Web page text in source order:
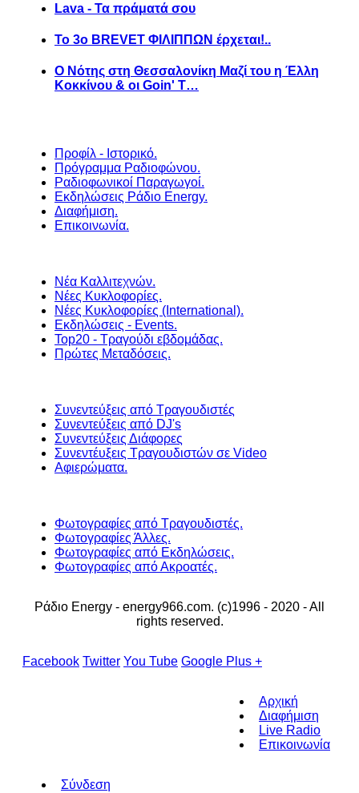
Lava - Τα πράματά σου
Το 3ο BREVET ΦΙΛΙΠΠΩΝ έρχεται!..
Ο Νότης στη Θεσσαλονίκη Μαζί του η Έλλη
Κοκκίνου & οι Goin' T…
Προφίλ - Ιστορικό.
Πρόγραμμα Ραδιοφώνου.
Ραδιοφωνικοί Παραγωγοί.
Εκδηλώσεις Ράδιο Energy.
Διαφήμιση.
Επικοινωνία.
Νέα Καλλιτεχνών.
Νέες Κυκλοφορίες.
Νέες Κυκλοφορίες (International).
Εκδηλώσεις - Events.
Top20 - Τραγούδι εβδομάδας.
Πρώτες Μεταδόσεις.
Συνεντεύξεις από Τραγουδιστές
Συνεντεύξεις από DJ's
Συνεντεύξεις Διάφορες
Συνεντέυξεις Τραγουδιστών σε Video
Αφιερώματα.
Φωτογραφίες από Τραγουδιστές.
Φωτογραφίες Άλλες.
Φωτογραφίες από Εκδηλώσεις.
Φωτογραφίες από Ακροατές.
Ράδιο Energy - energy966.com. (c)1996 - 2020 - All
rights reserved.
Facebook Twitter You Tube Google Plus +
Αρχική
Διαφήμιση
Live Radio
Επικοινωνία
Σύνδεση